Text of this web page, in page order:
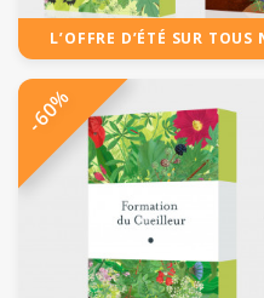
L’OFFRE D’ÉTÉ SUR
-60%